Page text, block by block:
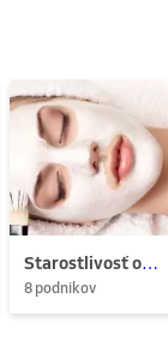
Starostlivosť o pleť
8 podnikov